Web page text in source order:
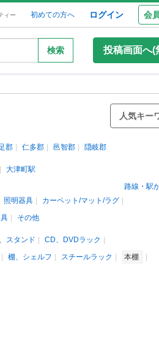
ィー 初めての方へ ログイン 会
検索 投稿画面へ(
人気キー
郡 仁多郡 邑智郡 隠岐郡
大津町駅
路線・駅
照明器具
カーペット/マット/ラグ
その他
スタンド
CD、DVDラック
棚、シェルフ スチールラック
本棚